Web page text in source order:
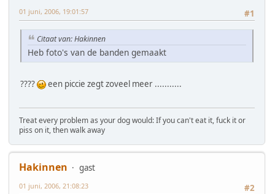
#1
01 juni, 2006, 19:01:57
Citaat van: Hakinnen
Heb foto's van de banden gemaakt
???? een piccie zegt zoveel meer ...........
Treat every problem as your dog would: If you can't eat it, fuck it or
piss on it, then walk away
Hakinnen
gast
#2
01 juni, 2006, 21:08:23